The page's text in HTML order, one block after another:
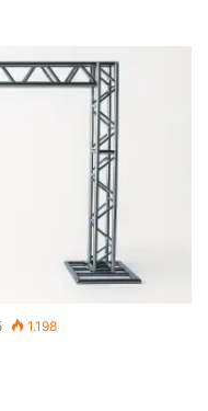
1.198